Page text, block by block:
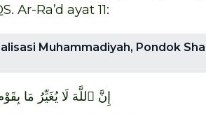
Ar-Ra’d ayat 11:
Muhammadiyah, Pondok
إِنَّ ٱللَّهَ لَا يُغَيِّرُ مَا